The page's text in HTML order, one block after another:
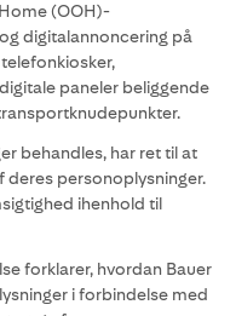
(OOH)-
digitalannoncering på
paneler beliggende
behandles, har ret til at
deres personoplysninger.
ihenhold til
forklarer, hvordan Bauer
i forbindelse med